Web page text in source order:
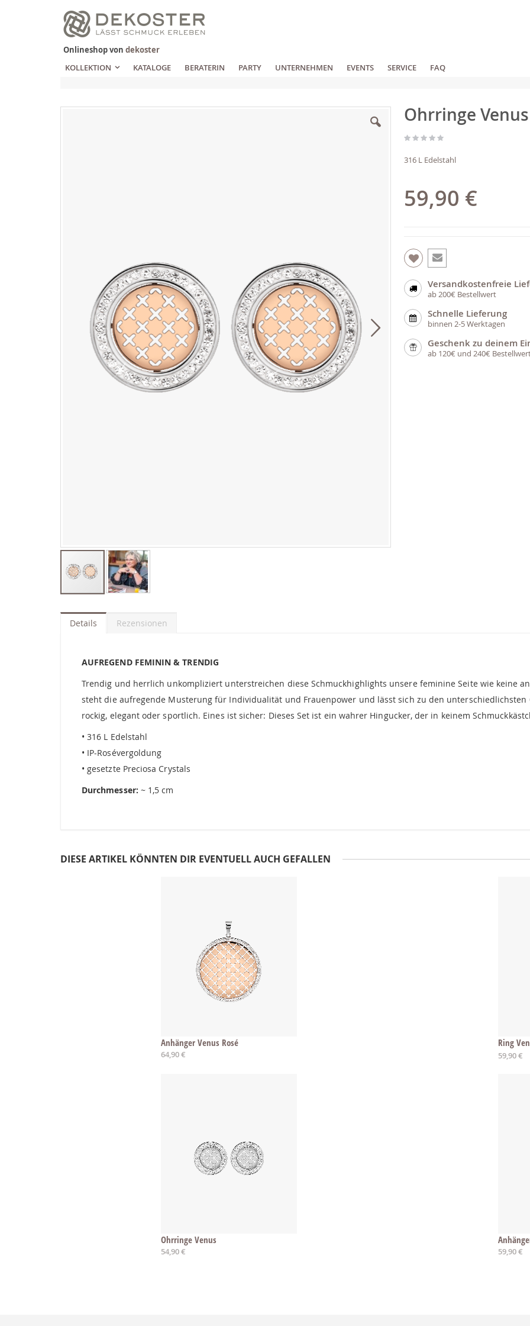
Zum
Inhalt
springen
Onlineshop von dekoster
KOLLEKTION
KATALOGE BERATERIN PARTY UNTERNEHMEN EVENTS SERVICE FAQ
Anfang
der
Ohrringe
316 L Edelstahl
59,90 €
Versandkostenfreie
ab 200€ Bestellwert
Schnelle Lieferung
binnen 2-5 Werktagen
Geschenk zu deinem
ab 120€ und 240€
Details
AUFREGEND FEMININ & TRENDIG
Trendig und herrlich unkompliziert unterstreichen diese Schmuckhighlights unsere feminine Seite wie keine
steht die aufregende Musterung für Individualität und Frauenpower und lässt sich zu den
rockig, elegant oder sportlich. Eines ist sicher: Dieses Set ist ein wahrer Hingucker, der in keinem
• 316 L Edelstahl
• IP-Rosévergoldung
• gesetzte Preciosa Crystals
Durchmesser: ~ 1,5 cm
Rezensionen
DIESE ARTIKEL KÖNNTEN DIR EVENTUELL AUCH GEFALLEN
Anhänger Venus Rosé
64,90 €
Ring
Ab
59,90 €
Ohrringe Venus
54,90 € 59,90 €